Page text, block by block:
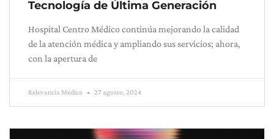
Tecnología de Última Generación
Hospital Centro Médico continúa mejorando la calidad
de la atención médica y ampliando sus servicios; ahora,
con la apertura de
Relevancia Médica 27 agosto, 2024